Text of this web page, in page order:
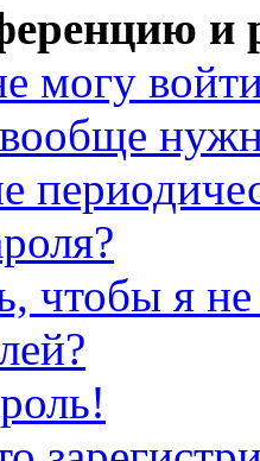
и
могу
чтобы я